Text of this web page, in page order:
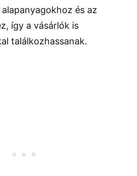
és az
így a vásárlók is
találkozhassanak.